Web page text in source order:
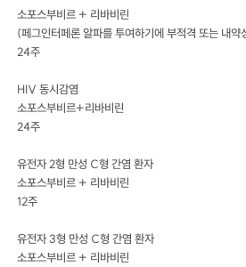
소포스부비르 + 리바비린
(페그인터페론 알파를 투여하기에 부적격 또는 내약
24주
HIV 동시감염
소포스부비르+리바비린
24주
유전자 2형 만성 C형 간염 환자
소포스부비르 + 리바비린
12주
유전자 3형 만성 C형 간염 환자
소포스부비르 + 리바비린